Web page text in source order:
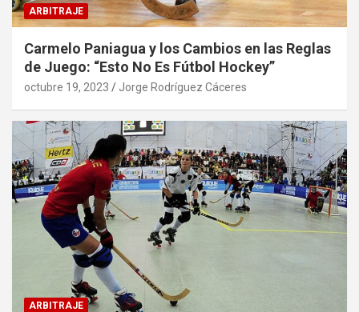
ARBITRAJE
Carmelo Paniagua y los Cambios en las Reglas
de Juego: “Esto No Es Fútbol Hockey”
octubre 19, 2023 Jorge Rodríguez Cáceres
ARBITRAJE